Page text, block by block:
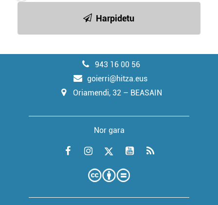
Harpidetu
943 16 00 56
goierri@hitza.eus
Oriamendi, 32 – BEASAIN
Nor gara